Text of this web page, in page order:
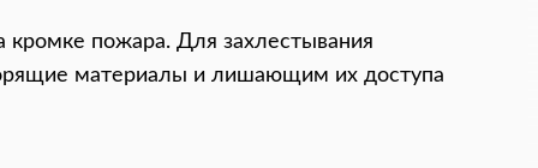
кромке пожара. Для захлестывания
материалы и лишающим их доступа